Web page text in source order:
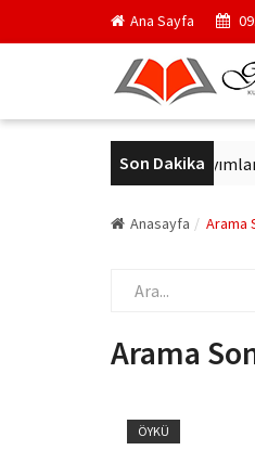
Ana Sayfa
Son Dakika
en ünlü yapıtı yayımlandı
Anasayfa Arama
Arama
ÖYKÜ